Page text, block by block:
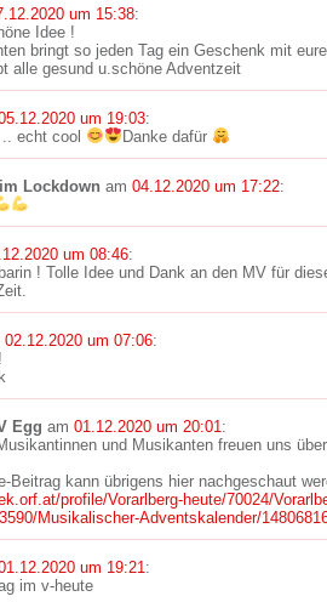
um 15:38:
Idee !
bringt so jeden Tag ein Geschenk mit
alle gesund u.schöne Adventzeit
um 19:03:
echt cool
Danke dafür
Lockdown am 04.12.2020 um 17:22:
um 08:46:
! Tolle Idee und Dank an den MV für
02.12.2020 um 07:06:
Egg am 01.12.2020 um 20:01:
und Musikanten freuen uns
Beitrag kann übrigens hier nachgeschaut
profile/Vorarlberg-heute/70024/
Musikalischer-Adventskalender/
um 19:21:
im v-heute